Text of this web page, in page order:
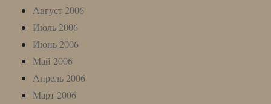
Август 2006
Июль 2006
Июнь 2006
Май 2006
Апрель 2006
Март 2006